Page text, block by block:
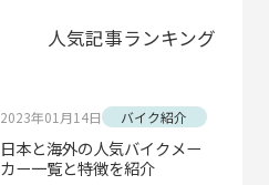
人気記事ランキング
2023年01月14日 バイク紹介
日本と海外の人気バイクメー
カー一覧と特徴を紹介